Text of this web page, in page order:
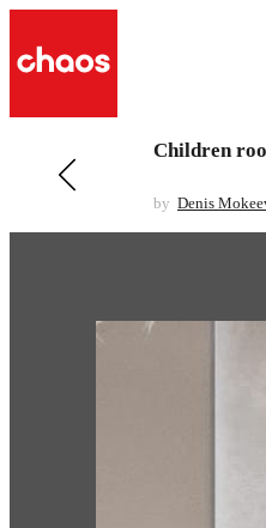
前の インテリアデ
Children
by Denis